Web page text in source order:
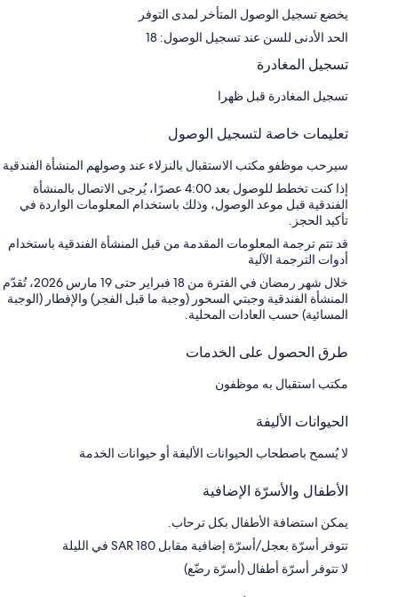
يخضع تسجيل الوصول المتأخر لمدى التوفر
الحد الأدنى للسن عند تسجيل الوصول: 18
تسجيل المغادرة
تسجيل المغادرة قبل ظهرا
تعليمات خاصة لتسجيل الوصول
سيرحب موظفو مكتب الاستقبال بالنزلاء عند وصولهم المنشأة الفندقية
إذا كنت تخطط للوصول بعد 4:00 عصرًا، يُرجى الاتصال بالمنشأة
الفندقية قبل موعد الوصول، وذلك باستخدام المعلومات الواردة في
تأكيد الحجز.
قد تتم ترجمة المعلومات المقدمة من قبل المنشأة الفندقية باستخدام
أدوات الترجمة الآلية
خلال شهر رمضان في الفترة من 18 فبراير حتى 19 مارس 2026، تُقدّم
المنشأة الفندقية وجبتي السحور (وجبة ما قبل الفجر) والإفطار (الوجبة
المسائية) حسب العادات المحلية.
طرق الحصول على الخدمات
مكتب استقبال به موظفون
الحيوانات الأليفة
لا يُسمح باصطحاب الحيوانات الأليفة أو حيوانات الخدمة
الأطفال والأسرّة الإضافية
يمكن استضافة الأطفال بكل ترحاب.
تتوفر أسرّة بعجل/أسرّة إضافية مقابل SAR 180 في الليلة
لا تتوفر أسرّة أطفال (أسرّة رضّع)